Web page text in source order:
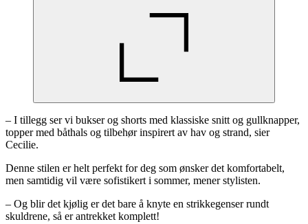
– I tillegg ser vi bukser og shorts med klassiske snitt og gullknapper,
topper med båthals og tilbehør inspirert av hav og strand, sier
Cecilie.
Denne stilen er helt perfekt for deg som ønsker det komfortabelt,
men samtidig vil være sofistikert i sommer, mener stylisten.
– Og blir det kjølig er det bare å knyte en strikkegenser rundt
skuldrene, så er antrekket komplett!